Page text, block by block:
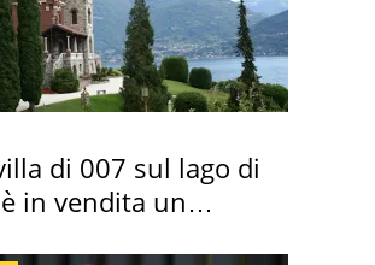
di 007 sul lago di
in vendita un